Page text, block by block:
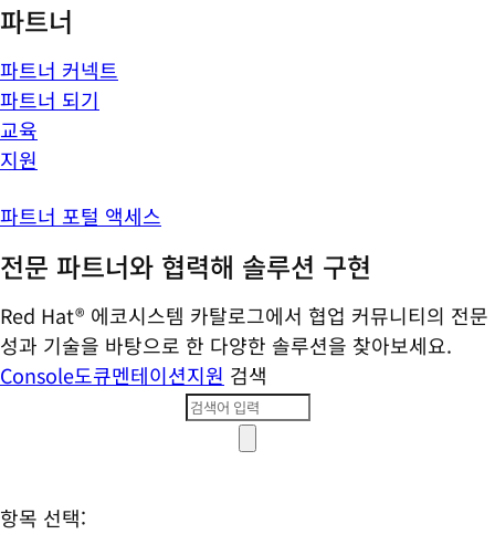
파트너
파트너 커넥트
파트너 되기
교육
지원
파트너 포털 액세스
전문 파트너와 협력해 솔루션 구현
Red Hat® 에코시스템 카탈로그에서 협업 커뮤니티의 전문
성과 기술을 바탕으로 한 다양한 솔루션을 찾아보세요.
Console도큐멘테이션지원 검색
항목 선택: